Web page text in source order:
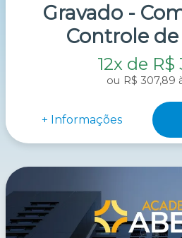
Gravado -
Controle de
12x de R$
R$ 307,89